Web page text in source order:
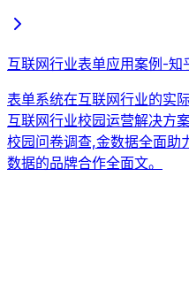
互联网行业表单应用案例-知
表单系统在互联网行业的实
互联网行业校园运营解决方
校园问卷调查,金数据全面助
数据的品牌合作全面文。